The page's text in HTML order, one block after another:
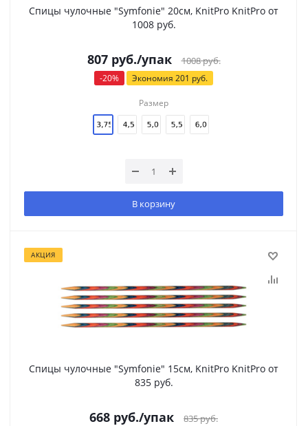
Спицы чулочные "Symfonie" 20см, KnitPro KnitPro от
1008 руб.
807руб./упак 1008руб.
-20% Экономия 201 руб.
Размер
В корзину
АКЦИЯ
Спицы чулочные "Symfonie" 15см, KnitPro KnitPro от
835 руб.
668 руб./упак 835руб.